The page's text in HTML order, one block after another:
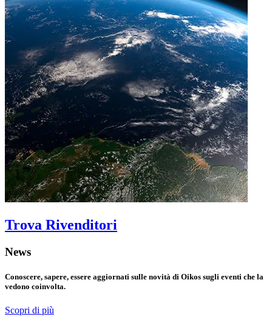
Trova Rivenditori
News
Conoscere, sapere, essere aggiornati sulle novità di Oikos sugli eventi che la
vedono coinvolta.
Scopri di più